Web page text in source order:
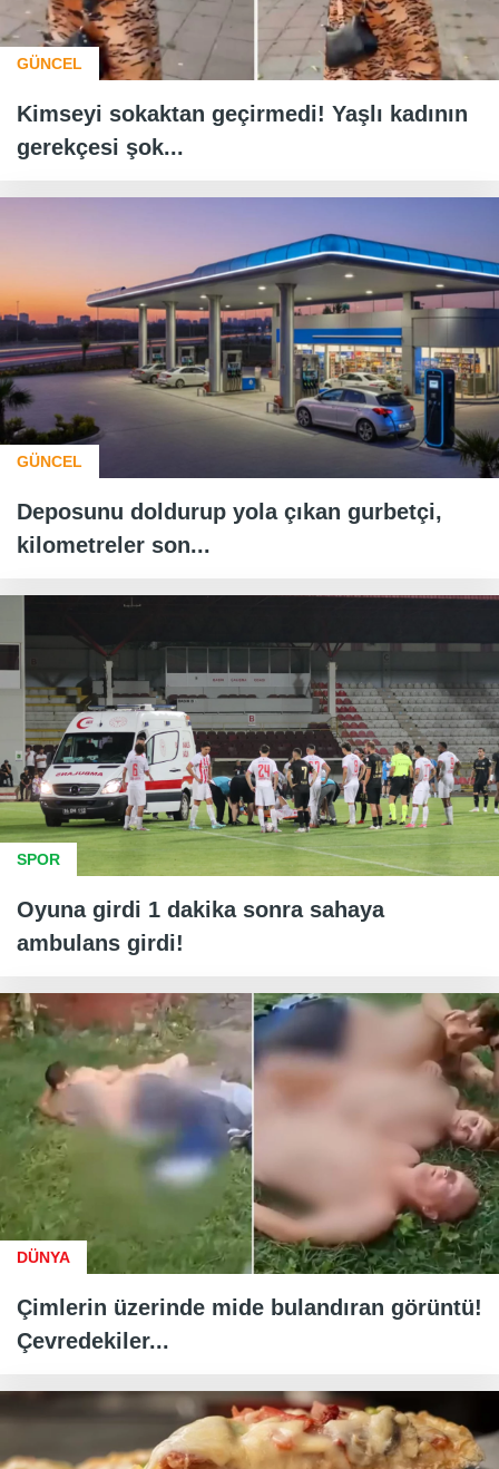
GÜNCEL
Kimseyi sokaktan geçirmedi! Yaşlı kadının
gerekçesi şok...
GÜNCEL
Deposunu doldurup yola çıkan gurbetçi,
kilometreler son...
SPOR
Oyuna girdi 1 dakika sonra sahaya
ambulans girdi!
DÜNYA
Çimlerin üzerinde mide bulandıran görüntü!
Çevredekiler...